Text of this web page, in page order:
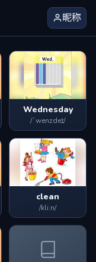
昵称
Wednesday
/ˈwenzdeɪ/
clean
/kliːn/